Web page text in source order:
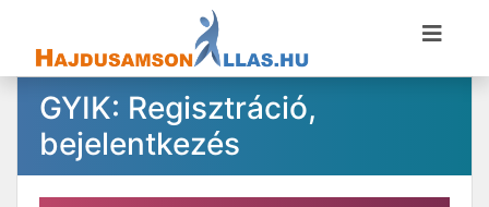
GYIK: Regisztráció,
bejelentkezés